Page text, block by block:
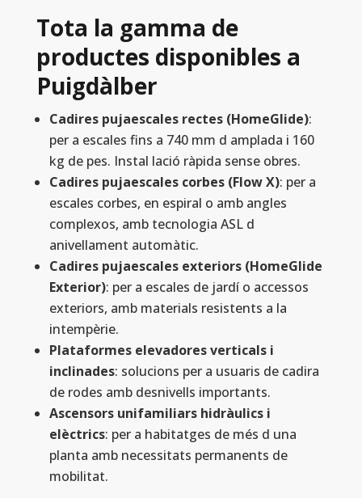
Tota la gamma de
productes disponibles a
Puigdàlber
Cadires pujaescales rectes (HomeGlide):
per a escales fins a 740 mm d amplada i 160
kg de pes. Instal lació ràpida sense obres.
Cadires pujaescales corbes (Flow X): per a
escales corbes, en espiral o amb angles
complexos, amb tecnologia ASL d
anivellament automàtic.
Cadires pujaescales exteriors (HomeGlide
Exterior): per a escales de jardí o accessos
exteriors, amb materials resistents a la
intempèrie.
Plataformes elevadores verticals i
inclinades: solucions per a usuaris de cadira
de rodes amb desnivells importants.
Ascensors unifamiliars hidràulics i
elèctrics: per a habitatges de més d una
planta amb necessitats permanents de
mobilitat.